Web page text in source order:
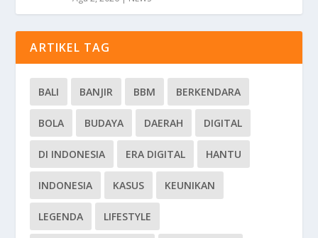
ARTIKEL TAG
BALI BANJIR BBM BERKENDARA
BOLA BUDAYA DAERAH DIGITAL
DI INDONESIA ERA DIGITAL HANTU
INDONESIA KASUS KEUNIKAN
LEGENDA LIFESTYLE